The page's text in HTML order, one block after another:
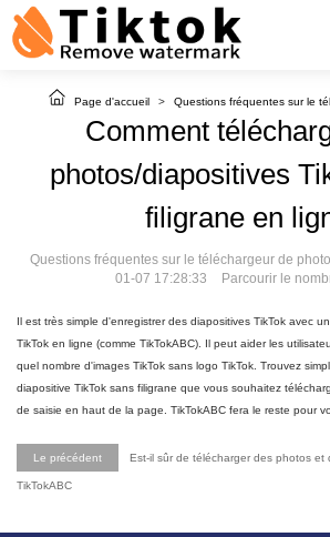
Page d'accueil > Questions fréquentes sur le
Comment
photos/diapositives
filigrane en
Questions fréquentes sur le téléchargeur de
01-07 17:28:33
Parcourir le
Il est très simple d'enregistrer des diapositives TikTok avec
TikTok en ligne (comme TikTokABC). Il peut aider les
quel nombre d'images TikTok sans logo TikTok. Trouvez
diapositive TikTok sans filigrane que vous souhaitez
de saisie en haut de la page. TikTokABC fera le reste pour
Le précédent Est-il sûr de télécharger des photos et
TikTokABC